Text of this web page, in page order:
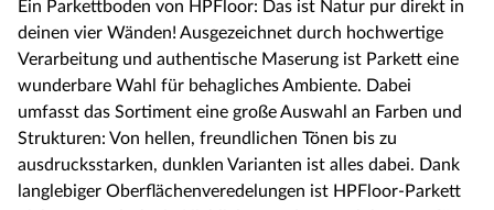
Ein Parkettboden von HPFloor: Das ist Natur pur direkt in
deinen vier Wänden! Ausgezeichnet durch hochwertige
Verarbeitung und authentische Maserung ist Parkett eine
wunderbare Wahl für behagliches Ambiente. Dabei
umfasst das Sortiment eine große Auswahl an Farben und
Strukturen: Von hellen, freundlichen Tönen bis zu
ausdrucksstarken, dunklen Varianten ist alles dabei. Dank
langlebiger Oberflächenveredelungen ist HPFloor-Parkett